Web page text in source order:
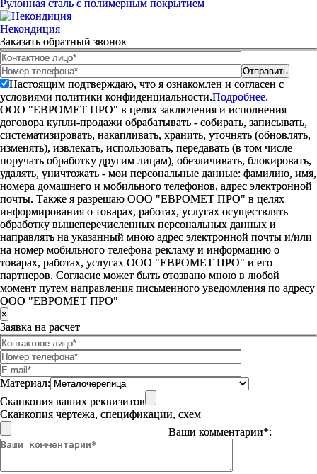
Рулонная сталь с полимерным покрытием
Некондиция
Заказать обратный звонок
Настоящим подтверждаю, что я ознакомлен и согласен с
условиями политики конфиденциальности.Подробнее.
ООО "ЕВРОМЕТ ПРО" в целях заключения и исполнения
договора купли-продажи обрабатывать - собирать, записывать,
систематизировать, накапливать, хранить, уточнять (обновлять,
изменять), извлекать, использовать, передавать (в том числе
поручать обработку другим лицам), обезличивать, блокировать,
удалять, уничтожать - мои персональные данные: фамилию, имя,
номера домашнего и мобильного телефонов, адрес электронной
почты. Также я разрешаю ООО "ЕВРОМЕТ ПРО" в целях
информирования о товарах, работах, услугах осуществлять
обработку вышеперечисленных персональных данных и
направлять на указанный мною адрес электронной почты и/или
на номер мобильного телефона рекламу и информацию о
товарах, работах, услугах ООО "ЕВРОМЕТ ПРО" и его
партнеров. Согласие может быть отозвано мною в любой
момент путем направления письменного уведомления по адресу
ООО "ЕВРОМЕТ ПРО"
×
Заявка на расчет
Материал:
Сканкопия ваших реквизитов
Сканкопия чертежа, спецификации, схем
Ваши комментарии*: